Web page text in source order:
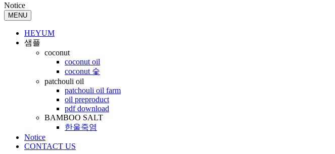
Notice
MENU
HEYUM
샘플
coconut
coconut oil
coconut 숯
patchouli oil
patchouli oil farm
oil preproduct
pdf download
BAMBOO SALT
한울죽염
Notice
CONTACT US